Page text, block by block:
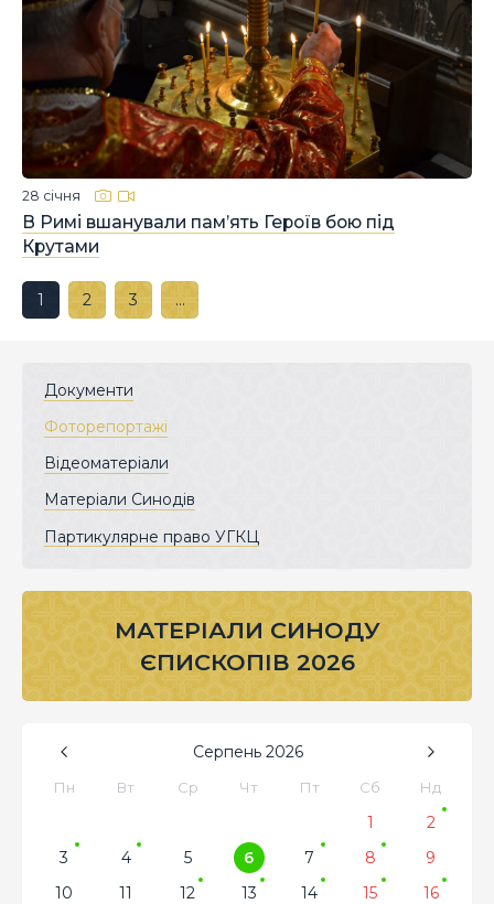
В Римі вшанували пам’ять Героїв бою під
Крутами
28 січня
1 2 3 …
Документи
Фоторепортажі
Відеоматеріали
Матеріали Синодів
Партикулярне право УГКЦ
МАТЕРІАЛИ СИНОДУ
ЄПИСКОПІВ 2026
Серпень 2026
Пн Вт Ср Чт Пт Сб Нд
1
2
3
4 5 6 7 8
9
10
11 12 13 14 15
16